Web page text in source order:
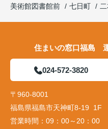
美術館図書館前
七日町
住まいの窓口福島
024-572-3820
〒960-8001
福島県福島市天神町8-19 1F
営業時間： 09：00～20：00